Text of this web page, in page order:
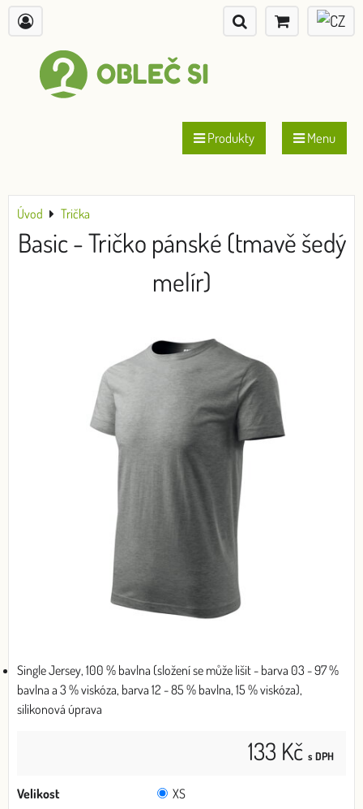
Produkty Menu
Úvod Trička
Basic - Tričko pánské (tmavě šedý
melír)
Single Jersey, 100 % bavlna (složení se může lišit - barva 03 - 97 %
bavlna a 3 % viskóza, barva 12 - 85 % bavlna, 15 % viskóza),
silikonová úprava
133 Kč s DPH
Velikost
XS